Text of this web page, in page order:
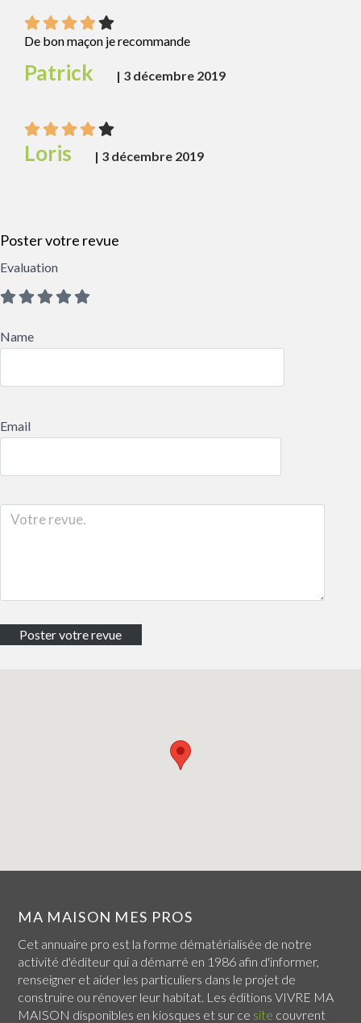
De bon maçon je recommande
Patrick | 3 décembre 2019
Loris | 3 décembre 2019
Poster votre revue
Evaluation
Name
Email
MA MAISON MES PROS
Cet annuaire pro est la forme dématérialisée de notre
activité d'éditeur qui a démarré en 1986 afin d'informer,
renseigner et aider les particuliers dans le projet de
construire ou rénover leur habitat. Les éditions VIVRE MA
MAISON disponibles en kiosques et sur ce site couvrent